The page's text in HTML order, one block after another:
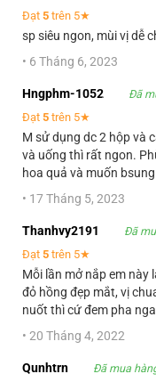
Đạt 5 trên 5★
sp siêu ngon, mùi vị dễ
• 6 Tháng 6, 2023
Hngphm-1052
Đã
Đạt 5 trên 5★
M sử dụng dc 2 hộp và
và uống thì rất ngon.
hoa quả và muốn
• 17 Tháng 5, 2023
Thanhvy2191
Đã
Đạt 5 trên 5★
Mỗi lần mở nắp em này
đỏ hồng đẹp mắt, vị
nuốt thì cứ đem pha
• 20 Tháng 4, 2022
Qunhtrn
Đã mua